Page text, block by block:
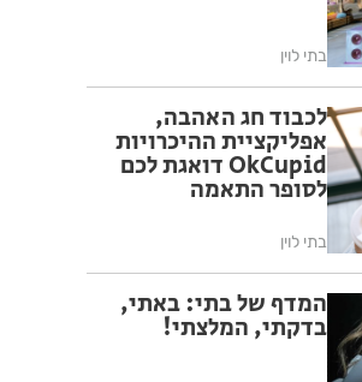
בתי לוין
לכבוד חג האהבה,
אפליקציית ההיכרויות
OkCupid דואגת לכם
לסופר התאמה
בתי לוין
המדף של בתי: באתי,
בדקתי, המלצתי!